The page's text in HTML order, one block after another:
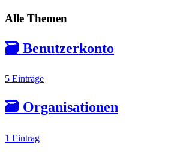
Alle Themen
🗃️ Benutzerkonto
5 Einträge
🗃️ Organisationen
1 Eintrag